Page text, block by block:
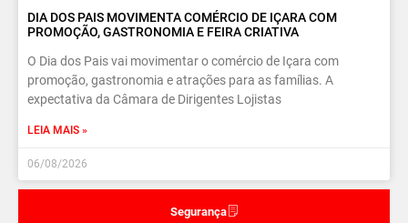
Segurança
DIA DOS PAIS MOVIMENTA COMÉRCIO DE IÇARA COM
PROMOÇÃO, GASTRONOMIA E FEIRA CRIATIVA
O Dia dos Pais vai movimentar o comércio de Içara com
promoção, gastronomia e atrações para as famílias. A
expectativa da Câmara de Dirigentes Lojistas
LEIA MAIS »
06/08/2026